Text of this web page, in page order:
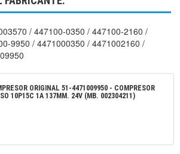
/ 447100-0350 / 447100-2160 /
9950 / 4471000350 / 4471002160 /
ORIGINAL 51-4471009950 - COMPRESOR
10P15C 1A 137MM. 24V (MB. 002304211)